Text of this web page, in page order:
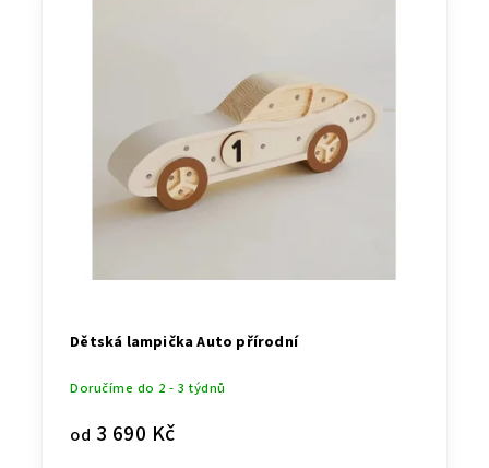
Dětská lampička Auto přírodní
Doručíme do 2 - 3 týdnů
od 3 690 Kč